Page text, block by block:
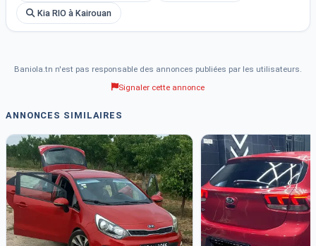
Kia RIO à Kairouan
Baniola.tn n'est pas responsable des annonces publiées par les utilisateurs.
Signaler cette annonce
ANNONCES SIMILAIRES